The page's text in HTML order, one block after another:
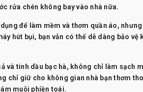
rửa chén không bay vào nhà nữa.
để làm mềm và thơm quần áo,
hút bụi, bạn vẫn có thể dễ dàng bảo vệ
và tinh dầu bạc hà, không chỉ làm sạch
chỉ giữ cho không gian nhà bạn thơm
muỗi phiền toái.